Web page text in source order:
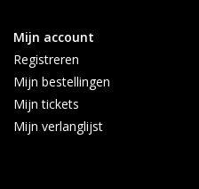
welke roetfilter de juiste
Mijn account
Registreren
Mijn bestellingen
Mijn tickets
Mijn verlanglijst